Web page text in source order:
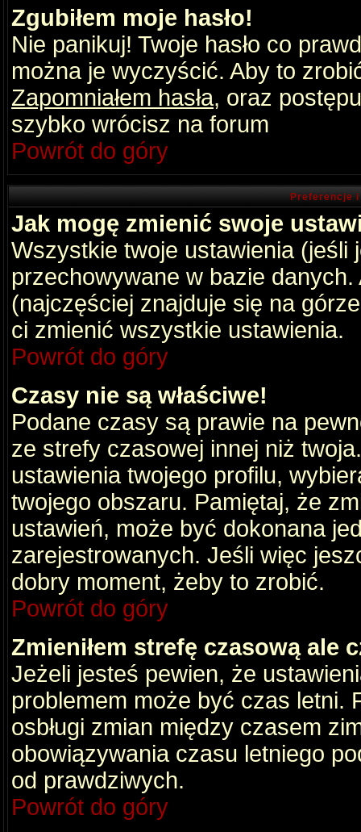
Zgubiłem moje hasło!
Nie panikuj! Twoje hasło co
można je wyczyścić. Aby to
Zapomniałem hasła, oraz
szybko wrócisz na forum
Powrót do góry
Preferencje
Jak mogę zmienić swoje
Wszystkie twoje ustawienia (jeśli
przechowywane w bazie
(najczęściej znajduje się na
ci zmienić wszystkie ustawienia.
Powrót do góry
Czasy nie są właściwe!
Podane czasy są prawie na
ze strefy czasowej innej niż
ustawienia twojego profilu,
twojego obszaru. Pamiętaj, że
ustawień, może być dokonana
zarejestrowanych. Jeśli więc
dobry moment, żeby to zrobić.
Powrót do góry
Zmieniłem strefę czasową ale
Jeżeli jesteś pewien, że
problemem może być czas letni.
osbługi zmian między czasem
obowiązywania czasu letniego
od prawdziwych.
Powrót do góry